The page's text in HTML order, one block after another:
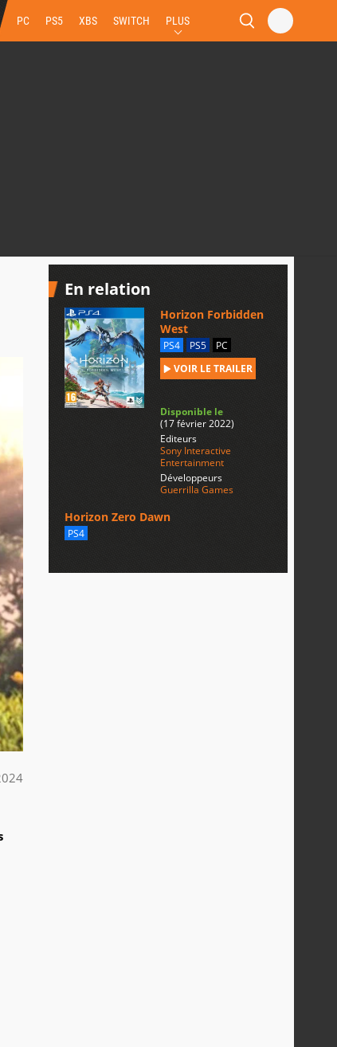
PC PS5 XBS SWITCH PLUS
En relation
Horizon Forbidden
West
PS4 PS5
PC
VOIR LE TRAILER
Disponible le
(17 février 2022)
Editeurs
Sony Interactive
Entertainment
Développeurs
Guerrilla Games
Horizon Zero Dawn
PS4